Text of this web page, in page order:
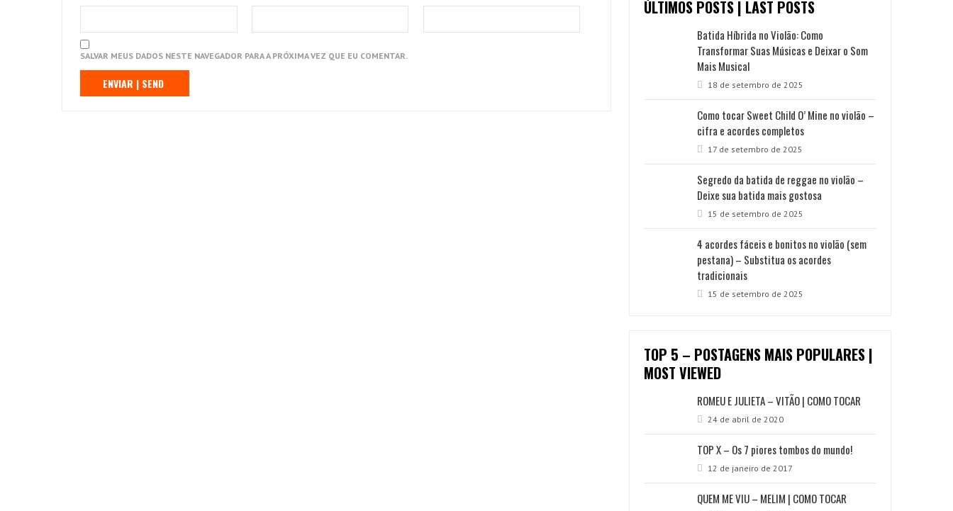
SALVAR MEUS DADOS NESTE NAVEGADOR PARA A PRÓXIMA VEZ QUE EU COMENTAR.
ÚLTIMOS POSTS | LAST POSTS
Batida Híbrida no Violão: Como
Transformar Suas Músicas e Deixar o Som
Mais Musical
18 de setembro de 2025
Como tocar Sweet Child O’ Mine no violão –
cifra e acordes completos
17 de setembro de 2025
Segredo da batida de reggae no violão –
Deixe sua batida mais gostosa
15 de setembro de 2025
4 acordes fáceis e bonitos no violão (sem
pestana) – Substitua os acordes
tradicionais
15 de setembro de 2025
TOP 5 – POSTAGENS MAIS POPULARES |
MOST VIEWED
ROMEU E JULIETA – VITÃO | COMO TOCAR
24 de abril de 2020
TOP X – Os 7 piores tombos do mundo!
12 de janeiro de 2017
QUEM ME VIU – MELIM | COMO TOCAR